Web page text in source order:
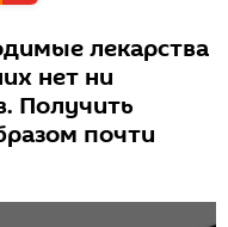
лекарства
нет ни
Получить
почти